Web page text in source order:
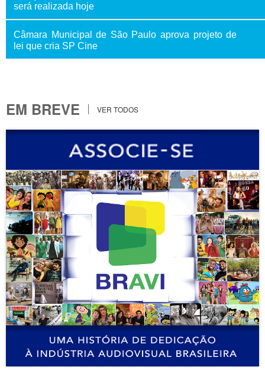
será realizada hoje
Câmara Municipal de São Paulo aprova projeto de
lei que cria SP Cine
EM BREVE VER TODOS